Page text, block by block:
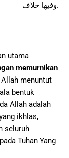
وفيها خلاف.
utama
memurnikan
menuntut
bentuk
Allah adalah
ikhlas,
seluruh
Tuhan Yang